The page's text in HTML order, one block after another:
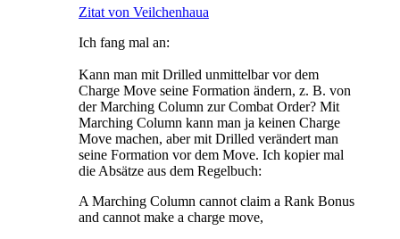
Zitat von Veilchenhaua
Ich fang mal an:
Kann man mit Drilled unmittelbar vor dem
Charge Move seine Formation ändern, z. B. von
der Marching Column zur Combat Order? Mit
Marching Column kann man ja keinen Charge
Move machen, aber mit Drilled verändert man
seine Formation vor dem Move. Ich kopier mal
die Absätze aus dem Regelbuch:
A Marching Column cannot claim a Rank Bonus
and cannot make a charge move,